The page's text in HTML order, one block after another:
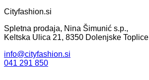
Cityfashion.si
Spletna prodaja, Nina Šimunić s.p.,
Keltska Ulica 21, 8350 Dolenjske Toplice
info@cityfashion.si
041 291 850